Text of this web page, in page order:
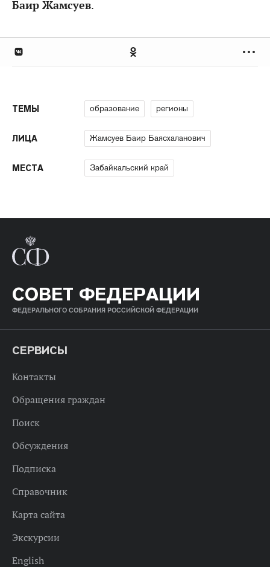
Баир Жамсуев.
ТЕМЫ образование регионы
ЛИЦА Жамсуев Баир Баясхаланович
МЕСТА Забайкальский край
СОВЕТ ФЕДЕРАЦИИ
ФЕДЕРАЛЬНОГО СОБРАНИЯ РОССИЙСКОЙ ФЕДЕРАЦИИ
СЕРВИСЫ
Контакты
Обращения граждан
Поиск
Обсуждения
Подписка
Справочник
Карта сайта
Экскурсии
English